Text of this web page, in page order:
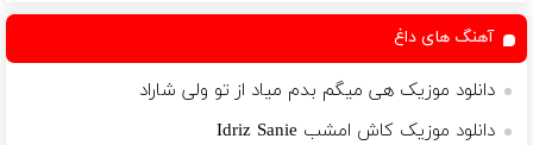
آهنگ های داغ
دانلود موزیک هی میگم بدم میاد از تو ولی شاراد
دانلود موزیک کاش امشب Idriz Sanie